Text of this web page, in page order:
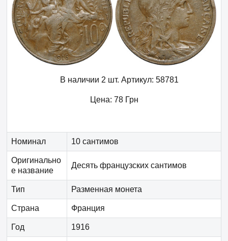
В наличии 2 шт. Артикул: 58781
Цена: 78 Грн
Номинал 10 сантимов
Оригинально
е название
Десять французских сантимов
Тип Разменная монета
Страна Франция
Год 1916